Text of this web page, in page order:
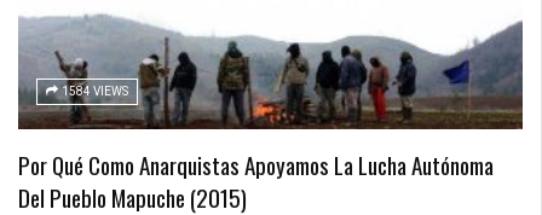
1584 VIEWS
Por Qué Como Anarquistas Apoyamos La Lucha Autónoma
Del Pueblo Mapuche (2015)